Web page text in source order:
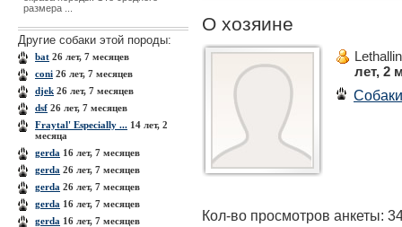
размера ...
Другие собаки этой породы:
bat 26 лет, 7 месяцев
coni 26 лет, 7 месяцев
djek 26 лет, 7 месяцев
dsf 26 лет, 7 месяцев
Fraytal' Especially ... 14 лет, 2
месяца
gerda 16 лет, 7 месяцев
gerda 26 лет, 7 месяцев
gerda 26 лет, 7 месяцев
gerda 16 лет, 7 месяцев
gerda 16 лет, 7 месяцев
О хозяине
лет, 2
Собаки
Кол-во просмотров анкеты: